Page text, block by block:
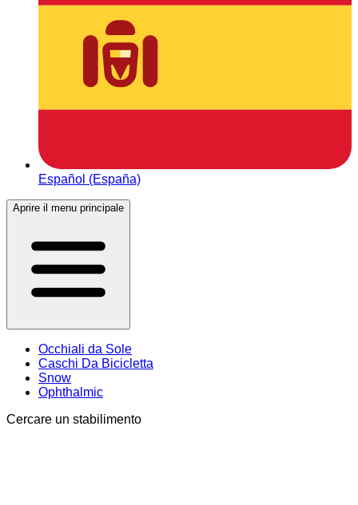
Español (España)
Aprire il menu principale
Occhiali da Sole
Caschi Da Bicicletta
Snow
Ophthalmic
Cercare un stabilimento